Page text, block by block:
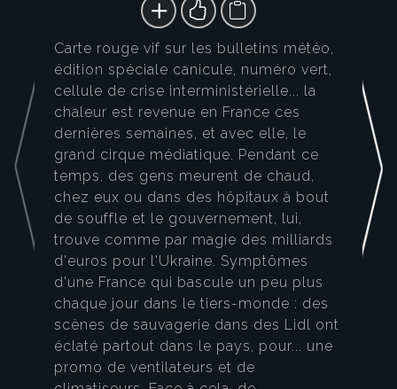
Carte rouge vif sur les bulletins météo,
édition spéciale canicule, numéro vert,
cellule de crise interministérielle... la
chaleur est revenue en France ces
dernières semaines, et avec elle, le
grand cirque médiatique. Pendant ce
temps, des gens meurent de chaud,
chez eux ou dans des hôpitaux à bout
de souffle et le gouvernement, lui,
trouve comme par magie des milliards
d'euros pour l'Ukraine. Symptômes
d'une France qui bascule un peu plus
chaque jour dans le tiers-monde : des
scènes de sauvagerie dans des Lidl ont
éclaté partout dans le pays, pour... une
promo de ventilateurs et de